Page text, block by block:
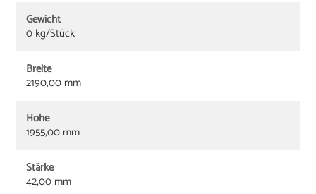
Gewicht
0 kg/Stück
Breite
2190,00 mm
Höhe
1955,00 mm
Stärke
42,00 mm